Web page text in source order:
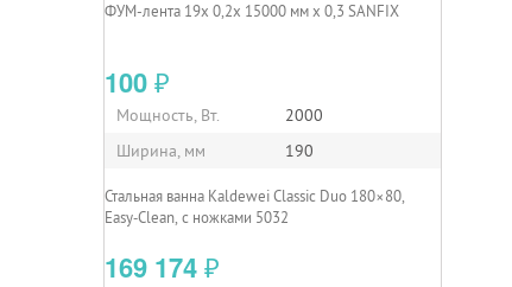
ФУМ-лента 19х 0,2х 15000 мм х 0,3 SANFIX
100 ₽
Мощность, Вт.
2000
Ширина, мм
190
Стальная ванна Kaldewei Classic Duo 180×80,
Easy‑Clean, с ножками 5032
169 174 ₽